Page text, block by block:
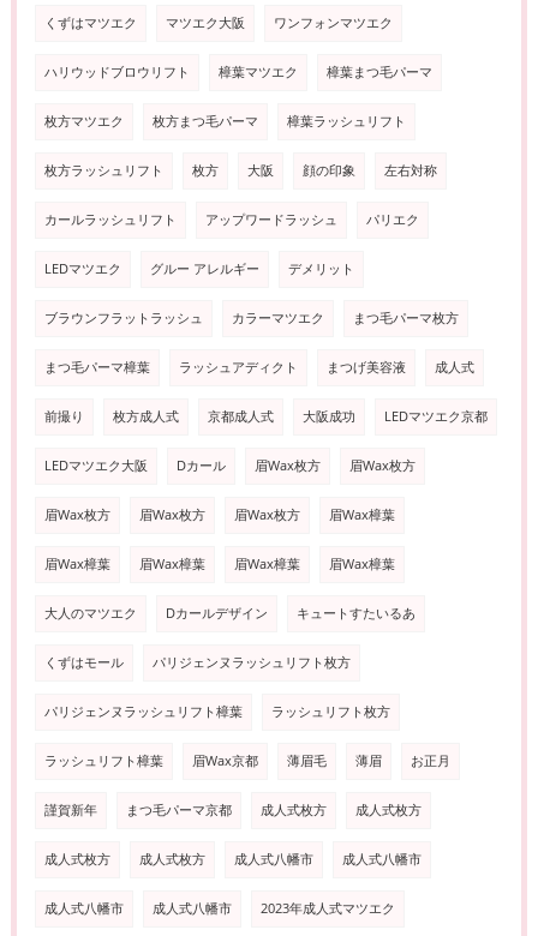
くずはマツエク マツエク大阪 ワンフォンマツエク
ハリウッドブロウリフト 樟葉マツエク 樟葉まつ毛パーマ
枚方マツエク 枚方まつ毛パーマ 樟葉ラッシュリフト
枚方ラッシュリフト 枚方 大阪 顔の印象 左右対称
カールラッシュリフト アップワードラッシュ パリエク
LEDマツエク グルー アレルギー デメリット
ブラウンフラットラッシュ カラーマツエク まつ毛パーマ枚方
まつ毛パーマ樟葉 ラッシュアディクト まつげ美容液 成人式
前撮り 枚方成人式 京都成人式 大阪成功 LEDマツエク京都
LEDマツエク大阪 Dカール 眉Wax枚方 眉Wax枚方
眉Wax枚方 眉Wax枚方 眉Wax枚方 眉Wax樟葉
眉Wax樟葉 眉Wax樟葉 眉Wax樟葉 眉Wax樟葉
大人のマツエク Dカールデザイン キュートすたいるあ
くずはモール パリジェンヌラッシュリフト枚方
パリジェンヌラッシュリフト樟葉 ラッシュリフト枚方
ラッシュリフト樟葉 眉Wax京都 薄眉毛 薄眉 お正月
謹賀新年 まつ毛パーマ京都 成人式枚方 成人式枚方
成人式枚方 成人式枚方 成人式八幡市 成人式八幡市
成人式八幡市 成人式八幡市 2023年成人式マツエク